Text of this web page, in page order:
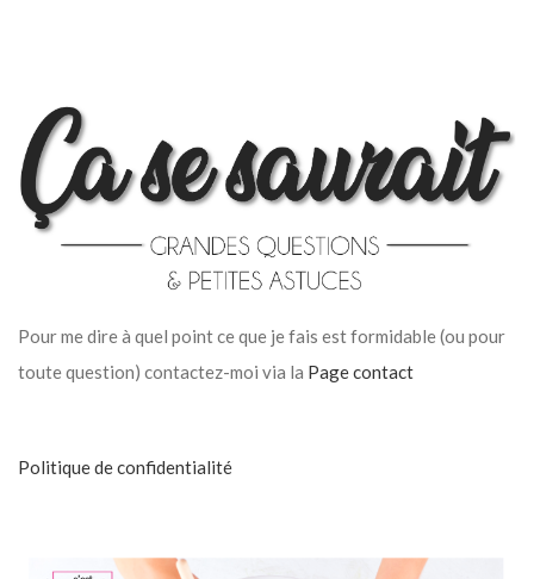
Pour me dire à quel point ce que je fais est formidable (ou pour
toute question) contactez-moi via la Page contact
Politique de confidentialité